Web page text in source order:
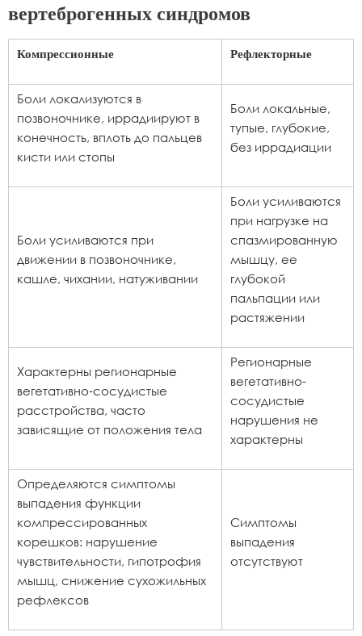
вертеброгенных синдромов
Компрессионные Рефлекторные
Боли локализуются в
позвоночнике, иррадиируют в
конечность, вплоть до пальцев
кисти или стопы
Боли локальные,
тупые, глубокие,
без иррадиации
Боли усиливаются при
движении в позвоночнике,
кашле, чихании, натуживании
Боли усиливаются
при нагрузке на
спазмированную
мышцу, ее
глубокой
пальпации или
растяжении
Характерны регионарные
вегетативно-сосудистые
расстройства, часто
зависящие от положения тела
Регионарные
вегетативно-
сосудистые
нарушения не
характерны
Определяются симптомы
выпадения функции
компрессированных
корешков: нарушение
чувствительности, гипотрофия
мышц, снижение сухожильных
рефлексов
Симптомы
выпадения
отсутствуют